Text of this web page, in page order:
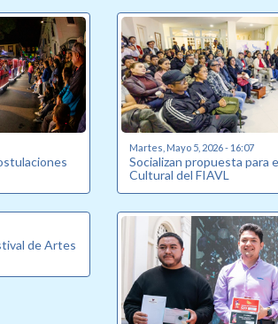
Martes, Mayo 5, 2026 - 16:07
Socializan propuesta para
Cultural del FIAVL
de Artes